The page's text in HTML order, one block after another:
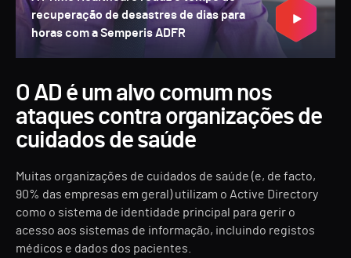
recuperação de desastres de dias para
horas com a Semperis ADFR
O AD é um alvo comum nos
ataques contra organizações de
cuidados de saúde
Muitas organizações de cuidados de saúde (e, de facto,
90% das empresas em geral) utilizam o Active Directory
como o sistema de identidade principal para gerir o
acesso aos sistemas de informação, incluindo registos
médicos e dados dos pacientes.